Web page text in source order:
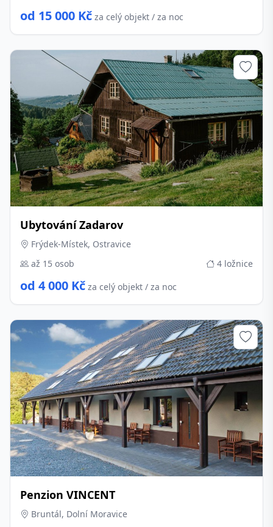
od 15 000 Kč za celý objekt / za noc
Ubytování Zadarov
Frýdek-Místek, Ostravice
až 15 osob
4 ložnice
od 4 000 Kč za celý objekt / za noc
Penzion VINCENT
Bruntál, Dolní Moravice